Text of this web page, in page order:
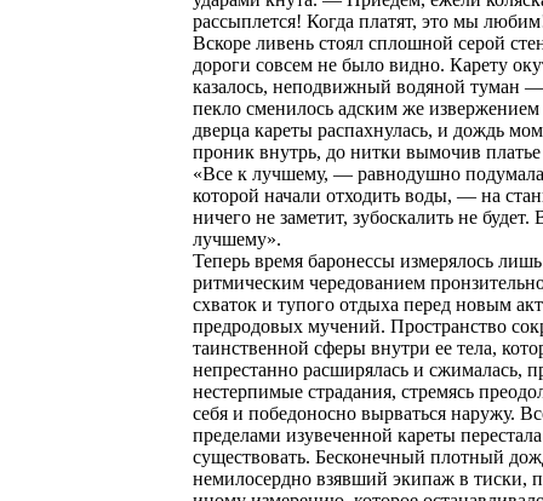
рассыплется! Когда платят, это мы
Вскоре ливень стоял сплошной серой
дороги совсем не было видно. Карету
казалось, неподвижный водяной туман —
пекло сменилось адским же
дверца кареты распахнулась, и дождь
проник внутрь, до нитки вымочив
«Все к лучшему, — равнодушно
которой начали отходить воды, — на
ничего не заметит, зубоскалить не будет.
лучшему».
Теперь время баронессы измерялось лишь
ритмическим чередованием
схваток и тупого отдыха перед новым
предродовых мучений. Пространство
таинственной сферы внутри ее тела,
непрестанно расширялась и сжималась,
нестерпимые страдания, стремясь
себя и победоносно вырваться наружу.
пределами изувеченной кареты перестала
существовать. Бесконечный плотный
немилосердно взявший экипаж в тиски,